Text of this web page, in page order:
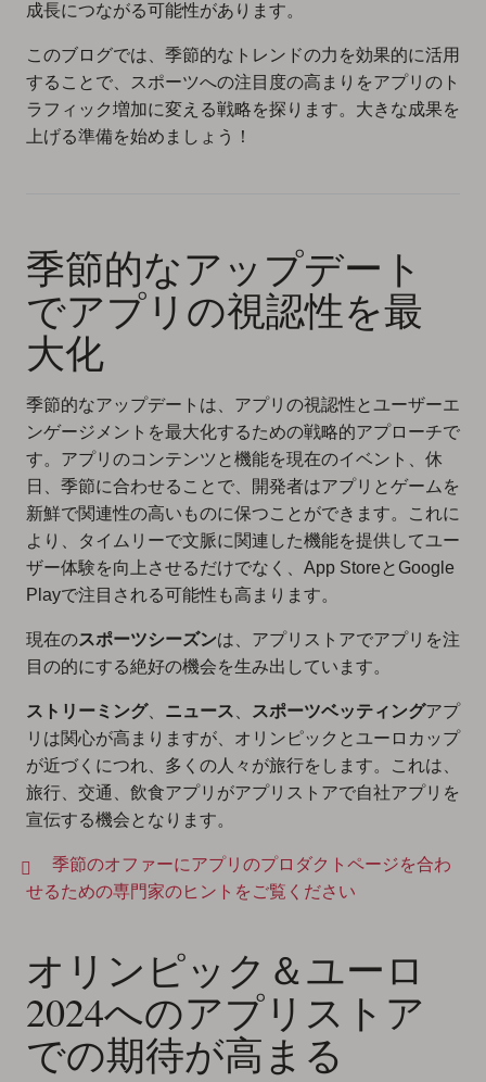
成長につながる可能性があります。
このブログでは、季節的なトレンドの力を効果的に活用
することで、スポーツへの注目度の高まりをアプリのト
ラフィック増加に変える戦略を探ります。大きな成果を
上げる準備を始めましょう！
季節的なアップデート
でアプリの視認性を最
大化
季節的なアップデートは、アプリの視認性とユーザーエ
ンゲージメントを最大化するための戦略的アプローチで
す。アプリのコンテンツと機能を現在のイベント、休
日、季節に合わせることで、開発者はアプリとゲームを
新鮮で関連性の高いものに保つことができます。これに
より、タイムリーで文脈に関連した機能を提供してユー
ザー体験を向上させるだけでなく、App StoreとGoogle
Playで注目される可能性も高まります。
現在のスポーツシーズンは、アプリストアでアプリを注
目の的にする絶好の機会を生み出しています。
ストリーミング、 ニュース スポーツベッティングアプ
リは関心が高まりますが、オリンピックとユーロカップ
が近づくにつれ、多くの人々が旅行をします。これは、
旅行、交通、飲食アプリがアプリストアで自社アプリを
宣伝する機会となります。
季節のオファーにアプリのプロダクトページを合わ
せるための専門家のヒントをご覧ください
オリンピック＆ユーロ
2024へのアプリストア
での期待が高まる